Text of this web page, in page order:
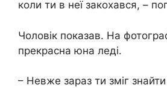
коли ти в неї закохався, –
Чоловік показав. На
прекрасна юна леді.
– Невже зараз ти зміг